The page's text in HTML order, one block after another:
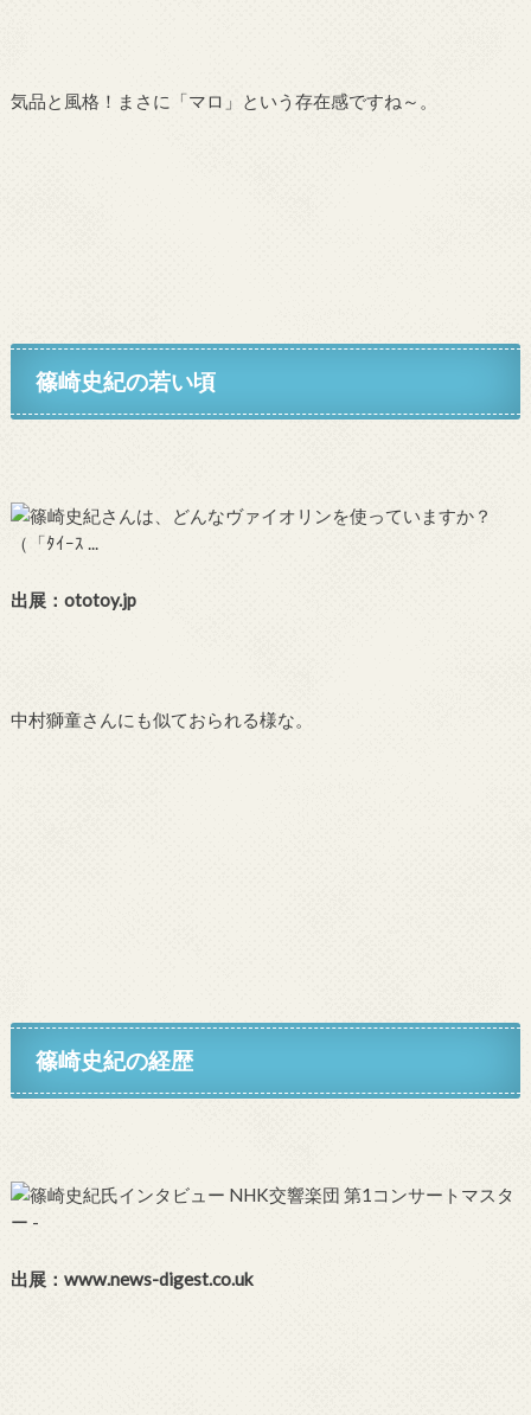
気品と風格！まさに「マロ」という存在感ですね～。
篠崎史紀の若い頃
出展：ototoy.jp
中村獅童さんにも似ておられる様な。
篠崎史紀の経歴
出展：www.news-digest.co.uk